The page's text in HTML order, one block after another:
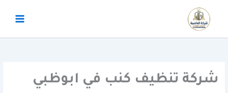
المحتوى
شركة تنظيف كنب في ابوظبي